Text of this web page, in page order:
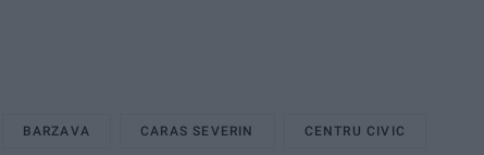
BARZAVA CARAS SEVERIN CENTRU CIVIC